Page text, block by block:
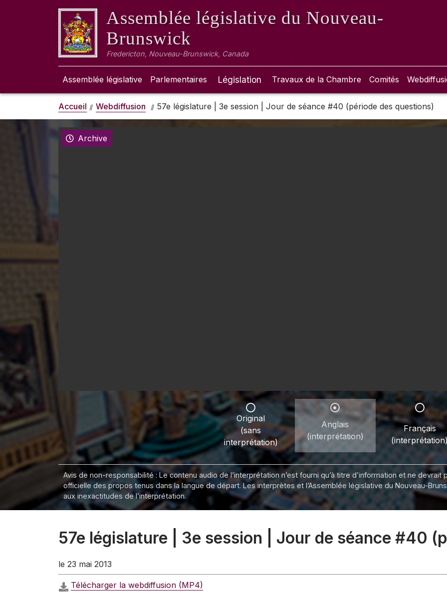
Assemblée législative du Nouveau-
Brunswick
Fredericton, Nouveau-Brunswick, Canada
Assemblée législative Parlementaires Législation Travaux de la Chambre Comités
Accueil Webdiffusion 57e législature | 3e session | Jour de séance #40 (période des questions)
Archive
Original
(sans
interprétation)
Anglais
(interprétation)
Français
Avis de non-responsabilité : Le contenu audio de l’interprétation n’est fourni qu’à titre d’information et ne
officielle des propos tenus dans la langue de départ. Les interprètes et l’Assemblée législative du Nouveau-
aux inexactitudes de l’interprétation.
57e législature | 3e session | Jour de séance #40
le 23 mai 2013
Télécharger la webdiffusion (MP4)